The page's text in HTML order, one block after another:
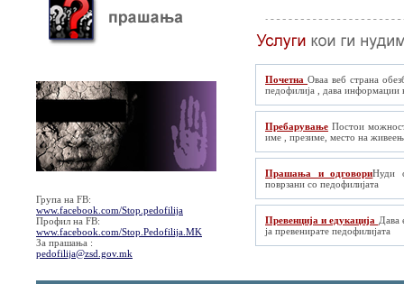
Група на FB:
www.facebook.com/Stop.pedofilija
Профил на FB:
www.facebook.com/Stop.Pedofilija.MK
За прашања :
pedofilija@zsd.gov.mk
ПочетнаОваа веб страна
педофилија , дава информации
Пребарување Постои
име , презиме, место на
Прашања и одговориНуди
поврзани со педофилијата
Превенција и едукација Дава
ја превенирате педофилијата